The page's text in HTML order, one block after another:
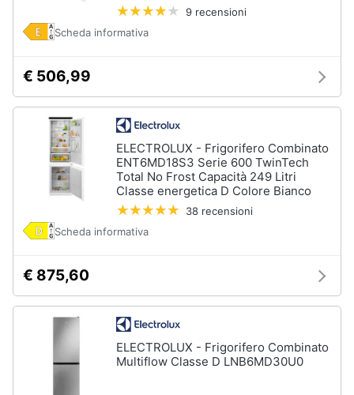
Lavatrici
Asciugatrice
offerta
Microonde
9 recensioni
Scheda informativa
€ 506,99
ELECTROLUX - Frigorifero Combinato
ENT6MD18S3 Serie 600 TwinTech
Total No Frost Capacità 249 Litri
Classe energetica D Colore Bianco
38 recensioni
Scheda informativa
€ 875,60
ELECTROLUX - Frigorifero Combinato
Multiflow Classe D LNB6MD30U0